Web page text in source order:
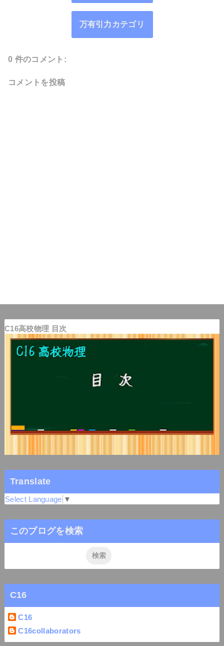
万有引力カテゴリ
0 件のコメント:
コメントを投稿
C16高校物理 目次
Translate
Select Language ▼
このブログを検索
C16
C16
C16collaborators